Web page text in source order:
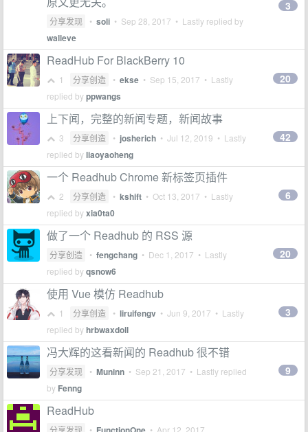
分享发现 • soli • Sep 28, 2017 • Lastly replied by
walleve
3
ReadHub For BlackBerry 10
1 分享创造 • ekse • Sep 15, 2017 • Lastly
replied byppwangs
20
上下闻，完整的新闻专题，新闻故事
3 分享创造 • josherich • Jul 12, 2019 • Lastly
replied byliaoyaoheng
42
一个 Readhub Chrome 新标签页插件
2 分享创造 • kshift • Oct 13, 2017 • Lastly
replied byxia0ta0
6
做了一个 Readhub 的 RSS 源
分享创造 • fengchang • Dec 1, 2017 • Lastly
replied byqsnow6
20
使用 Vue 模仿 Readhub
1 分享创造 • liruifengv • Jun 9, 2017 • Lastly
replied byhrbwaxdoll
3
冯大辉的这看新闻的 Readhub 很不错
分享发现 • Muninn • Sep 21, 2017 • Lastly replied
by Fenng
9
ReadHub
分享发现 • • Apr 12, 2017